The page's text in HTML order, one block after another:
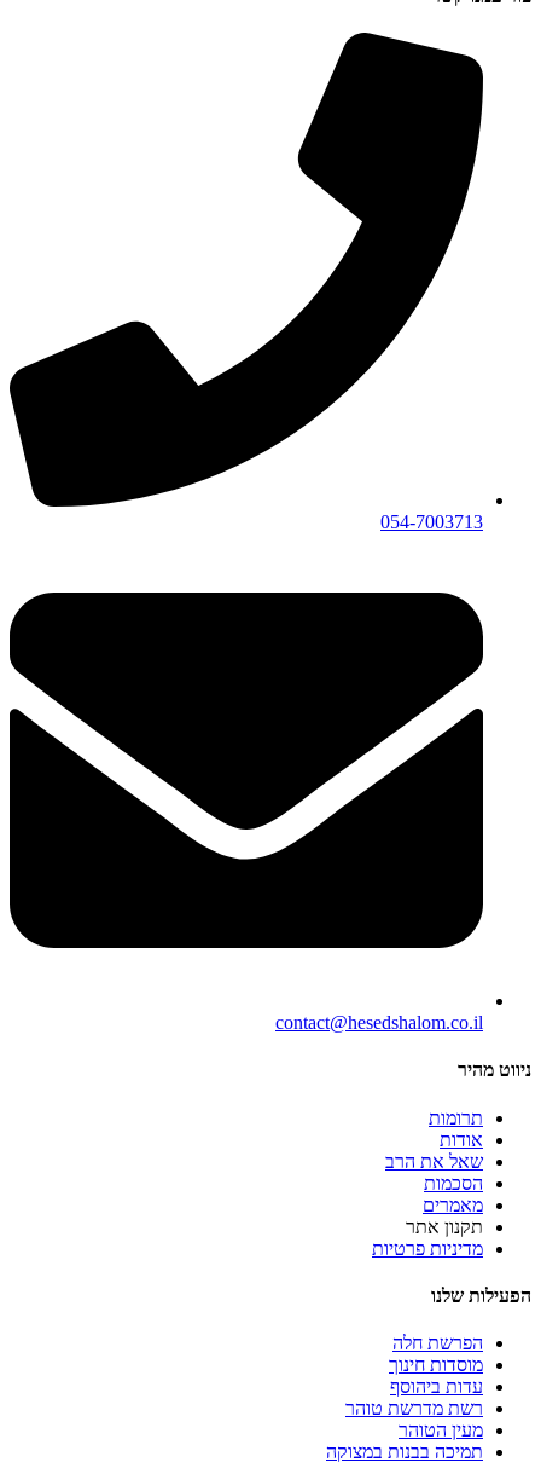
054-7003713
contact@hesedshalom.co.il
ניווט מהיר
תרומות
אודות
שאל את הרב
הסכמות
מאמרים
תקנון אתר
מדיניות פרטיות
הפעילות שלנו
הפרשת חלה
מוסדות חינוך
עדות ביהוסף
רשת מדרשת טוהר
מעין הטוהר
תמיכה בבנות במצוקה